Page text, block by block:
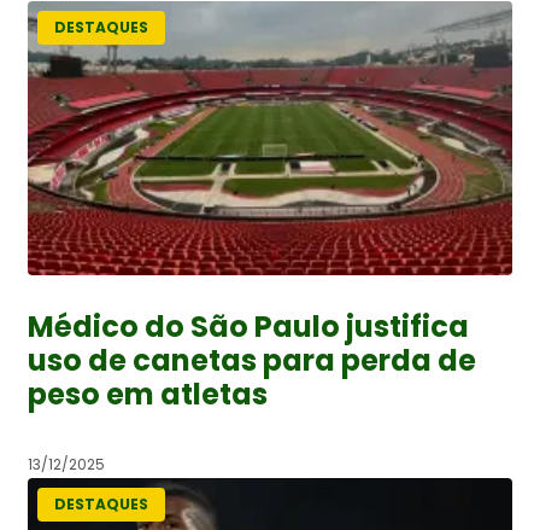
DESTAQUES
Médico do São Paulo justifica
uso de canetas para perda de
peso em atletas
13/12/2025
DESTAQUES